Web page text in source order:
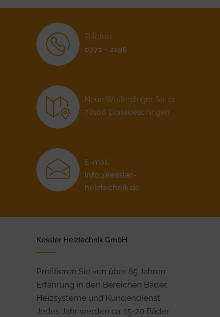
Telefon:
0771 - 2196
Neue Wolterdinger Str. 21
78166 Donaueschingen
E-mail:
info@kessler-
heiztechnik.de
Kessler Heiztechnik GmbH
Profitieren Sie von über 65 Jahren
Erfahrung in den Bereichen Bäder,
Heizsysteme und Kundendienst.
Jedes Jahr werden ca. 15-20 Bäder